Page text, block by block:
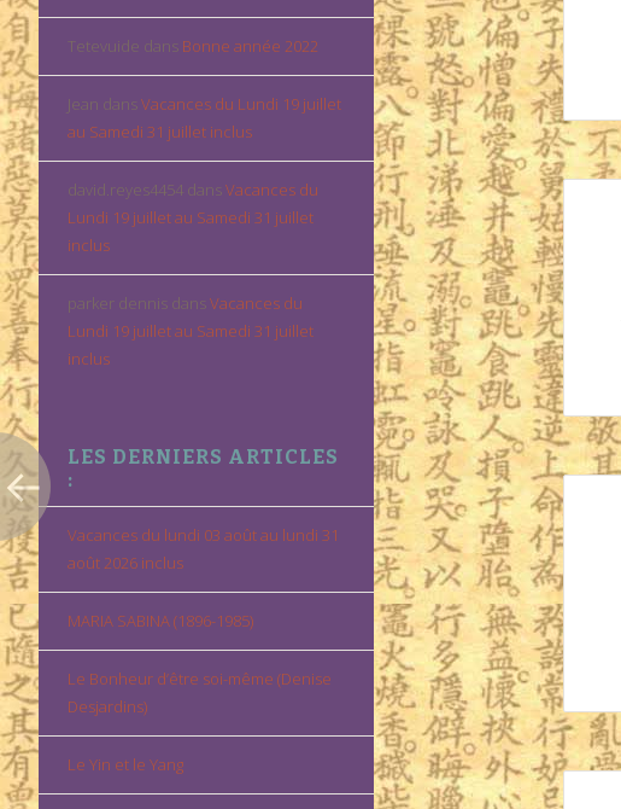
Tetevuide dans Bonne année 2022
Jean dansVacances du Lundi 19 juillet
au Samedi 31 juillet inclus
david.reyes4454 dansVacances du
Lundi 19 juillet au Samedi 31 juillet
inclus
parker dennis dansVacances du
Lundi 19 juillet au Samedi 31 juillet
inclus
LES DERNIERS ARTICLES
:
Vacances du lundi 03 août au lundi 31
août 2026 inclus
MARIA SABINA (1896-1985)
Le Bonheur d’être soi-même (Denise
Desjardins)
Le Yin et le Yang